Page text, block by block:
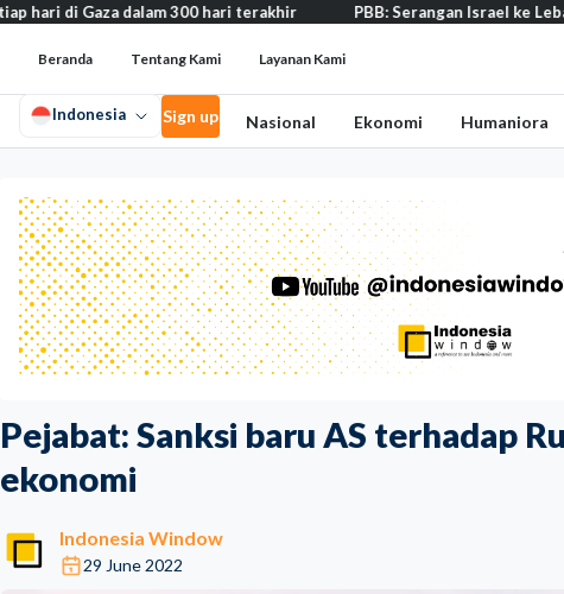
Pejabat: Sanksi baru AS terhadap
ekonomi
Indonesia Window
29 June 2022
dalam 300 hari terakhir PBB: Serangan Israel ke Lebanon capai
Beranda Tentang Kami Layanan Kami
Indonesia Sign up Nasional Ekonomi Humaniora